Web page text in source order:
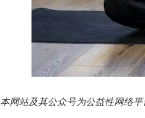
本网站及其公众号为公益性网络